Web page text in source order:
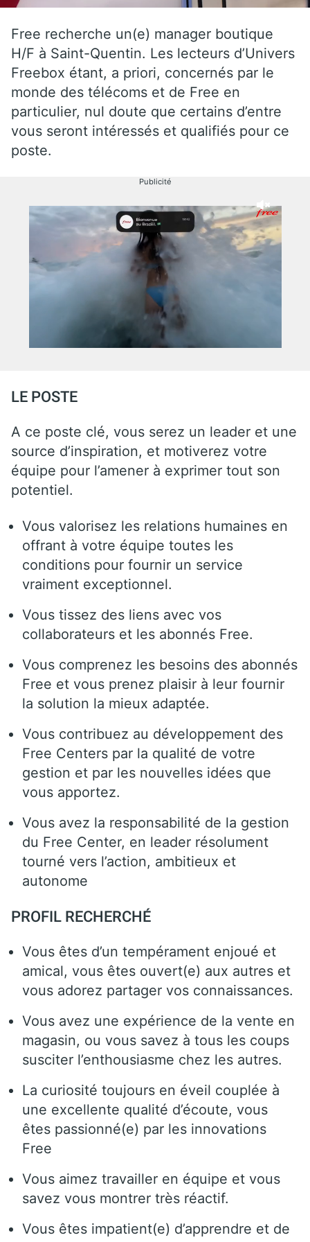
Free recherche un(e) manager boutique
H/F à Saint-Quentin. Les lecteurs d’Univers
Freebox étant, a priori, concernés par le
monde des télécoms et de Free en
particulier, nul doute que certains d’entre
vous seront intéressés et qualifiés pour ce
poste.
Publicité
LE POSTE
A ce poste clé, vous serez un leader et une
source d’inspiration, et motiverez votre
équipe pour l’amener à exprimer tout son
potentiel.
Vous valorisez les relations humaines en
offrant à votre équipe toutes les
conditions pour fournir un service
vraiment exceptionnel.
Vous tissez des liens avec vos
collaborateurs et les abonnés Free.
Vous comprenez les besoins des abonnés
Free et vous prenez plaisir à leur fournir
la solution la mieux adaptée.
Vous contribuez au développement des
Free Centers par la qualité de votre
gestion et par les nouvelles idées que
vous apportez.
Vous avez la responsabilité de la gestion
du Free Center, en leader résolument
tourné vers l’action, ambitieux et
autonome
PROFIL RECHERCHÉ
Vous êtes d’un tempérament enjoué et
amical, vous êtes ouvert(e) aux autres et
vous adorez partager vos connaissances.
Vous avez une expérience de la vente en
magasin, ou vous savez à tous les coups
susciter l’enthousiasme chez les autres.
La curiosité toujours en éveil couplée à
une excellente qualité d’écoute, vous
êtes passionné(e) par les innovations
Free
Vous aimez travailler en équipe et vous
savez vous montrer très réactif.
Vous êtes impatient(e) d’apprendre et de